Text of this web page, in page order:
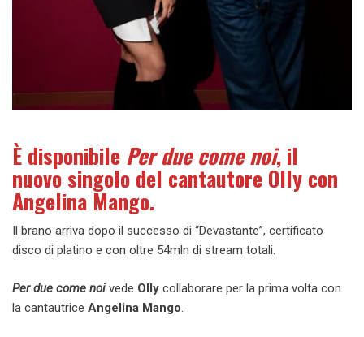
È disponibile Per due come noi, il
nuovo singolo del cantautore Olly con
Angelina Mango.
Il brano arriva dopo il successo di “Devastante”, certificato
disco di platino e con oltre 54mln di stream totali.
Per due come noi vede Olly collaborare per la prima volta con
la cantautrice Angelina Mango